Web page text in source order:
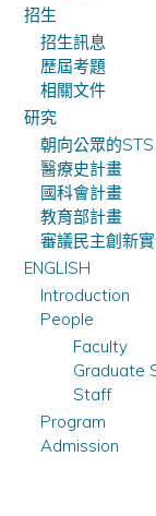
招生
招生訊息
歷屆考題
相關文件
研究
朝向公眾的STS
醫療史計畫
國科會計畫
教育部計畫
審議民主創新
ENGLISH
Introduction
People
Faculty
Graduate
Staff
Program
Admission